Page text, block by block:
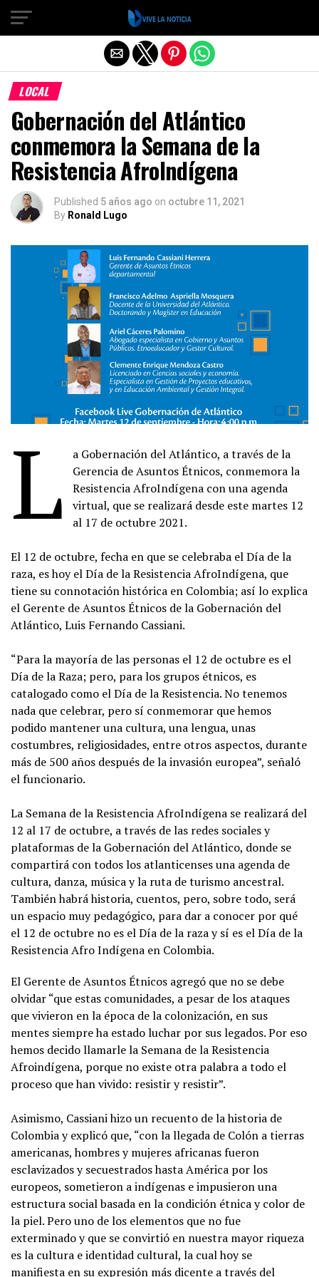
LOCAL
Gobernación del Atlántico
conmemora la Semana de la
Resistencia AfroIndígena
Published 5 años ago on octubre 11, 2021
By Ronald Lugo
L
a Gobernación del Atlántico, a través de la
Gerencia de Asuntos Étnicos, conmemora la
Resistencia AfroIndígena con una agenda
virtual, que se realizará desde este martes 12
al 17 de octubre 2021.
El 12 de octubre, fecha en que se celebraba el Día de la
raza, es hoy el Día de la Resistencia AfroIndígena, que
tiene su connotación histórica en Colombia; así lo explica
el Gerente de Asuntos Étnicos de la Gobernación del
Atlántico, Luis Fernando Cassiani.
“Para la mayoría de las personas el 12 de octubre es el
Día de la Raza; pero, para los grupos étnicos, es
catalogado como el Día de la Resistencia. No tenemos
nada que celebrar, pero sí conmemorar que hemos
podido mantener una cultura, una lengua, unas
costumbres, religiosidades, entre otros aspectos, durante
más de 500 años después de la invasión europea”, señaló
el funcionario.
La Semana de la Resistencia AfroIndígena se realizará del
12 al 17 de octubre, a través de las redes sociales y
plataformas de la Gobernación del Atlántico, donde se
compartirá con todos los atlanticenses una agenda de
cultura, danza, música y la ruta de turismo ancestral.
También habrá historia, cuentos, pero, sobre todo, será
un espacio muy pedagógico, para dar a conocer por qué
el 12 de octubre no es el Día de la raza y sí es el Día de la
Resistencia Afro Indígena en Colombia.
El Gerente de Asuntos Étnicos agregó que no se debe
olvidar “que estas comunidades, a pesar de los ataques
que vivieron en la época de la colonización, en sus
mentes siempre ha estado luchar por sus legados. Por eso
hemos decido llamarle la Semana de la Resistencia
Afroindígena, porque no existe otra palabra a todo el
proceso que han vivido: resistir y resistir”.
Asimismo, Cassiani hizo un recuento de la historia de
Colombia y explicó que, “con la llegada de Colón a tierras
americanas, hombres y mujeres africanas fueron
esclavizados y secuestrados hasta América por los
europeos, sometieron a indígenas e impusieron una
estructura social basada en la condición étnica y color de
la piel. Pero uno de los elementos que no fue
exterminado y que se convirtió en nuestra mayor riqueza
es la cultura e identidad cultural, la cual hoy se
manifiesta en su expresión más dicente a través del
Salir de la versión móvil